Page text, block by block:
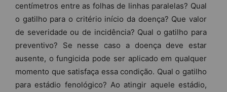
centímetros entre as folhas de linhas paralelas? Qual
o gatilho para o critério início da doença? Que valor
de severidade ou de incidência? Qual o gatilho para
preventivo? Se nesse caso a doença deve estar
ausente, o fungicida pode ser aplicado em qualquer
momento que satisfaça essa condição. Qual o gatilho
para estádio fenológico? Ao atingir aquele estádio,